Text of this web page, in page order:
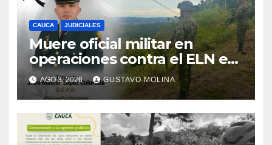
CAUCA JUDICIALES
Muere oficial militar en
operaciones contra el ELN en
el sur del Cauca
AGO 3, 2026 GUSTAVO MOLINA